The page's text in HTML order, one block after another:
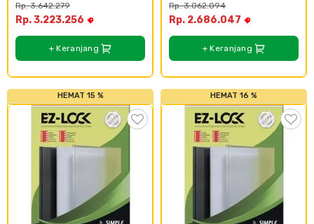
Rp. 3.642.279
Rp. 3.223.256
+ Keranjang
Rp. 3.062.094
Rp. 2.686.047
+ Keranjang
HEMAT 15 % HEMAT 16 %